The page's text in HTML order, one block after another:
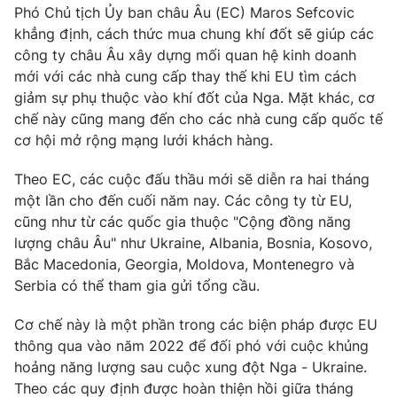
Chất lượng cuộc sống
Học trực tuyến
Công nghệ
Hitech Công nghệ tương lai
Sản phẩm
Thị trường
Tư vấn
Giao lưu trực tuyến
Lịch phát sóng
Chuyên mục khác
Emagazine Podcast
Photo Infographic
Video Shorts video
VTV Money VTV Thể thao
Phó Chủ tịch Ủy ban châu Âu (EC) Maros Sefcovic
khẳng định, cách thức mua chung khí đốt sẽ giúp các
công ty châu Âu xây dựng mối quan hệ kinh doanh
mới với các nhà cung cấp thay thế khi EU tìm cách
giảm sự phụ thuộc vào khí đốt của Nga. Mặt khác, cơ
chế này cũng mang đến cho các nhà cung cấp quốc tế
cơ hội mở rộng mạng lưới khách hàng.
Theo EC, các cuộc đấu thầu mới sẽ diễn ra hai tháng
một lần cho đến cuối năm nay. Các công ty từ EU,
cũng như từ các quốc gia thuộc "Cộng đồng năng
lượng châu Âu" như Ukraine, Albania, Bosnia, Kosovo,
Bắc Macedonia, Georgia, Moldova, Montenegro và
Serbia có thể tham gia gửi tổng cầu.
Cơ chế này là một phần trong các biện pháp được EU
thông qua vào năm 2022 để đối phó với cuộc khủng
hoảng năng lượng sau cuộc xung đột Nga - Ukraine.
Theo các quy định được hoàn thiện hồi giữa tháng